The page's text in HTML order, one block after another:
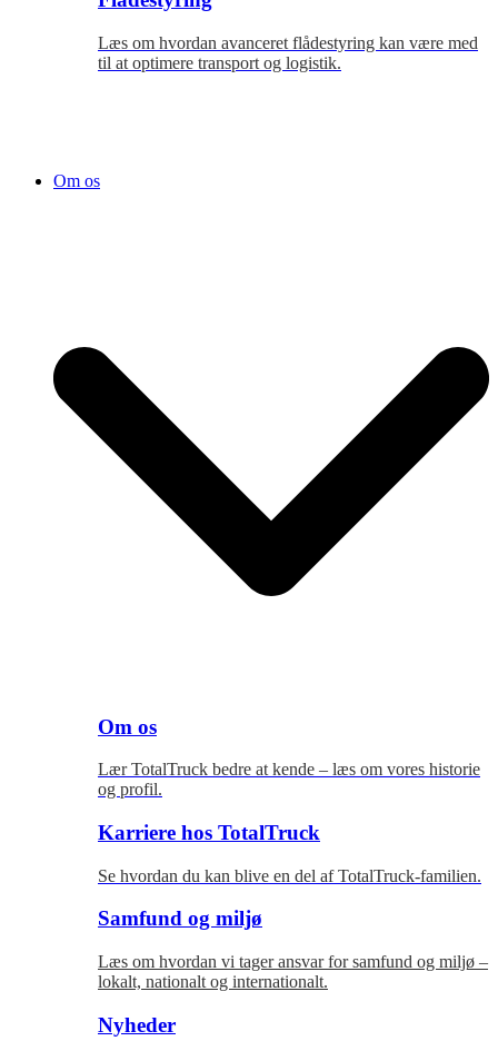
Læs om hvordan avanceret flådestyring kan være med
til at optimere transport og logistik.
Om os
Om os
Lær TotalTruck bedre at kende – læs om vores historie
og profil.
Karriere hos TotalTruck
Se hvordan du kan blive en del af TotalTruck-familien.
Samfund og miljø
Læs om hvordan vi tager ansvar for samfund og miljø –
lokalt, nationalt og internationalt.
Nyheder